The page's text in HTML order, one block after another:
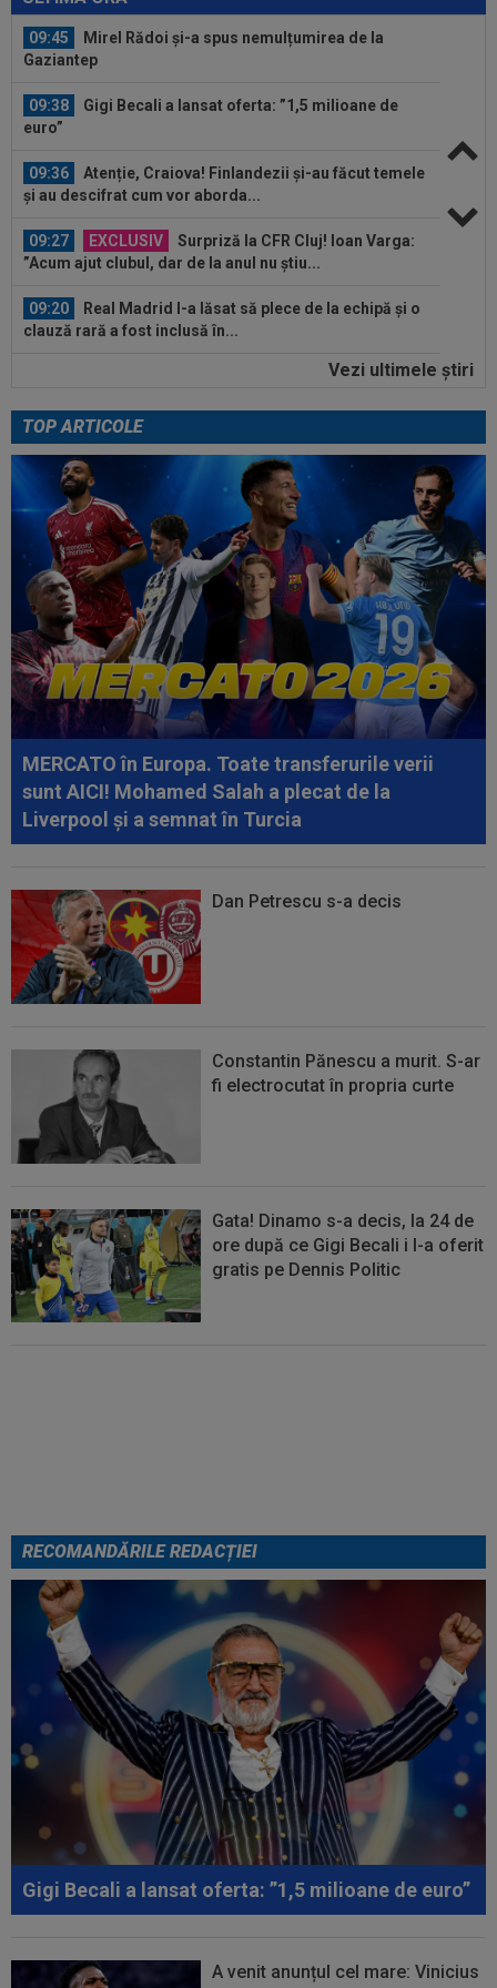
09:45
Mirel Rădoi și-a spus nemulțumirea de la
Gaziantep
09:38
Gigi Becali a lansat oferta: ”1,5 milioane de
euro”
09:36
Atenție, Craiova! Finlandezii și-au făcut temele
și au descifrat cum vor aborda...
09:27 EXCLUSIV
Surpriză la CFR Cluj! Ioan Varga:
”Acum ajut clubul, dar de la anul nu știu...
09:20
Real Madrid l-a lăsat să plece de la echipă și o
clauză rară a fost inclusă în...
40.000.000€ pentru transfer! Inter și Cristi
10:08
Suma uriașă care i se reține lui Cornel Dinu din
pensie, după ce a pierdut...
09:53
A venit anunțul cel mare: Vinicius Junior a spus
"DA" și semnează!
09:45
Mirel Rădoi și-a spus nemulțumirea de la
Gaziantep
09:38
Gigi Becali a lansat oferta: ”1,5 milioane de
euro”
09:36
Atenție, Craiova! Finlandezii și-au făcut temele
și au descifrat cum vor aborda...
Vezi ultimele ştiri
TOP ARTICOLE
MERCATO în Europa. Toate transferurile verii
sunt AICI! Mohamed Salah a plecat de la
Liverpool și a semnat în Turcia
Dan Petrescu s-a decis
Constantin Pănescu a murit. S-ar
fi electrocutat în propria curte
Gata! Dinamo s-a decis, la 24 de
ore după ce Gigi Becali i l-a oferit
gratis pe Dennis Politic
RECOMANDĂRILE REDACȚIEI
Gigi Becali a lansat oferta: ”1,5 milioane de euro”
A venit anunțul cel mare: Vinicius